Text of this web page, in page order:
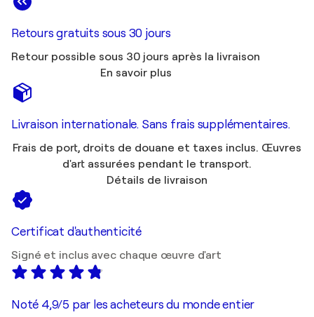
Retours gratuits sous 30 jours
Retour possible sous 30 jours après la livraison
En savoir plus
Livraison internationale. Sans frais supplémentaires.
Frais de port, droits de douane et taxes inclus. Œuvres
d'art assurées pendant le transport.
Détails de livraison
Certificat d'authenticité
Signé et inclus avec chaque œuvre d'art
Noté 4,9/5 par les acheteurs du monde entier